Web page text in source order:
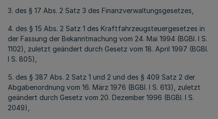
3. des § 17 Abs. 2 Satz 3 des Finanzverwaltungsgesetzes,
4. des § 15 Abs. 2 Satz 1 des Kraftfahrzeugsteuergesetzes in
der Fassung der Bekanntmachung vom 24. Mai 1994 (BGBl. I S.
1102), zuletzt geändert durch Gesetz vom 18. April 1997 (BGBl.
I S. 805),
5. des § 387 Abs. 2 Satz 1 und 2 und des § 409 Satz 2 der
Abgabenordnung vom 16. März 1976 (BGBl. I S. 613), zuletzt
geändert durch Gesetz vom 20. Dezember 1996 (BGBl. I S.
2049),